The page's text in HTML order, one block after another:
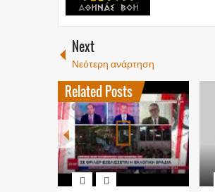
Next
Νεότερη ανάρτηση
Related Posts